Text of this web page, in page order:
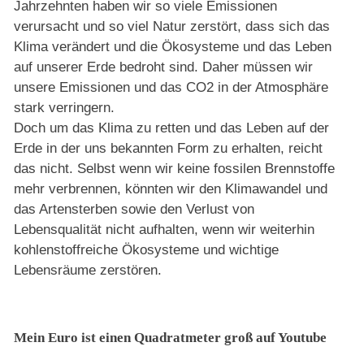
Jahrzehnten haben wir so viele Emissionen
verursacht und so viel Natur zerstört, dass sich das
Klima verändert und die Ökosysteme und das Leben
auf unserer Erde bedroht sind. Daher müssen wir
unsere Emissionen und das CO2 in der Atmosphäre
stark verringern.
Doch um das Klima zu retten und das Leben auf der
Erde in der uns bekannten Form zu erhalten, reicht
das nicht. Selbst wenn wir keine fossilen Brennstoffe
mehr verbrennen, könnten wir den Klimawandel und
das Artensterben sowie den Verlust von
Lebensqualität nicht aufhalten, wenn wir weiterhin
kohlenstoffreiche Ökosysteme und wichtige
Lebensräume zerstören.
Mein Euro ist einen Quadratmeter groß auf Youtube